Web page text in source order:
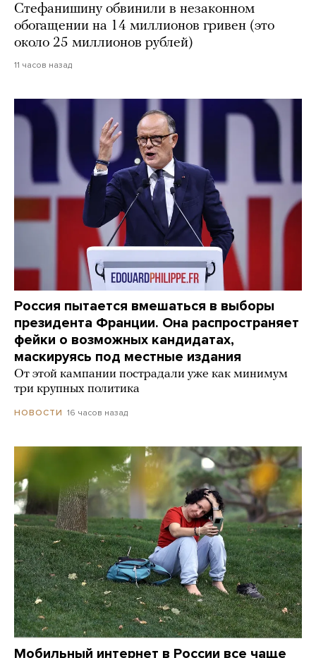
Стефанишину обвинили в незаконном
обогащении на 14 миллионов гривен (это
около 25 миллионов рублей)
11 часов назад
Россия пытается вмешаться в выборы
президента Франции. Она распространяет
фейки о возможных кандидатах,
маскируясь под местные издания
От этой кампании пострадали уже как минимум
три крупных политика
НОВОСТИ 16 часов назад
Мобильный интернет в России все чаще